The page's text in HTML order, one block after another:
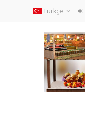
Türkçe